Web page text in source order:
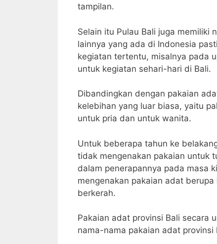
tampilan.
Selain itu Pulau Bali juga memiliki
lainnya yang ada di Indonesia
kegiatan tertentu, misalnya pada
untuk kegiatan sehari-hari di Bali.
Dibandingkan dengan pakaian
kelebihan yang luar biasa, yaitu
untuk pria dan untuk wanita.
Untuk beberapa tahun ke
tidak mengenakan pakaian untuk
dalam penerapannya pada masa
mengenakan pakaian adat
berkerah.
Pakaian adat provinsi Bali secara
nama-nama pakaian adat provinsi